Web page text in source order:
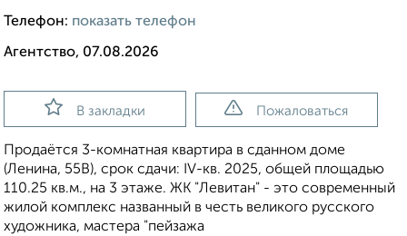
Телефон: показать телефон
Агентство, 07.08.2026
В закладки Пожаловаться
Продаётся 3-комнатная квартира в сданном доме
(Ленина, 55В), срок сдачи: IV-кв. 2025, общей площадью
110.25 кв.м., на 3 этаже. ЖК "Левитан" - это современный
жилой комплекс названный в честь великого русского
художника, мастера "пейзажа